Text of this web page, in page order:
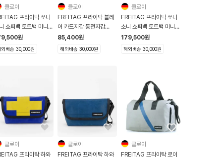
클로이
프라이탁 쏘니
쇼퍼백 토트백 미니
Sonny 그레이 블
원
외배송 30,000원
클로이
FREITAG 프라이탁 블레
어 카드지갑 동전지갑
F05 Blair 화이트
85,400원
해외배송 30,000원
클로이
FREITAG 프라이탁 쏘니
소니 쇼퍼백 토트백 미니
F250 Sonny 블루 투톤
179,500원
해외배송 30,000원
클로이
프라이탁 하와
클로이
FREITAG 프라이탁 하와
클로이
FREITAG 프라이탁 로이